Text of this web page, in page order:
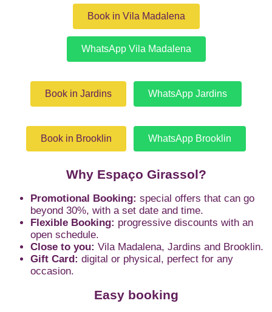
Book in Vila Madalena
WhatsApp Vila Madalena
Book in Jardins WhatsApp Jardins
Book in Brooklin WhatsApp Brooklin
Why Espaço Girassol?
Promotional Booking: special offers that can go
beyond 30%, with a set date and time.
Flexible Booking: progressive discounts with an
open schedule.
Close to you: Vila Madalena, Jardins and Brooklin.
Gift Card: digital or physical, perfect for any
occasion.
Easy booking